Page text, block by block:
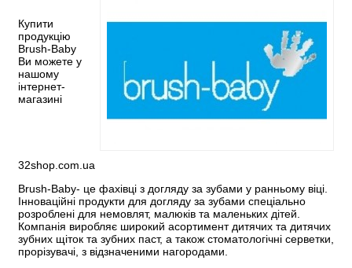
Купити
продукцію
Brush-Baby
Ви можете у
нашому
інтернет-
магазині
32shop.com.ua
Brush-Baby- це фахівці з догляду за зубами у ранньому віці.
Інноваційні продукти для догляду за зубами спеціально
розроблені для немовлят, малюків та маленьких дітей.
Компанія виробляє широкий асортимент дитячих та дитячих
зубних щіток та зубних паст, а також стоматологічні серветки,
прорізувачі, з відзначеними нагородами.